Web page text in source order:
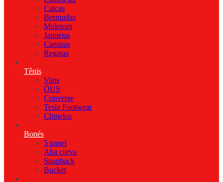
Calças
Bermudas
Moletom
Jaquetas
Camisas
Regatas
Tênis
Vans
ÖUS
Converse
Tesla Footwear
Chinelos
Bonés
5 panel
Aba curva
Snapback
Bucket